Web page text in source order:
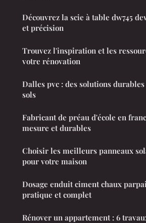
Découvrez la scie à table dw745
et précision
Trouvez l'inspiration et les
votre rénovation
Dalles pvc : des solutions
sols
Fabricant de préau d'école en
mesure et durables
Choisir les meilleurs panneaux
pour votre maison
Dosage enduit ciment chaux
pratique et complet
Rénover un appartement : 6